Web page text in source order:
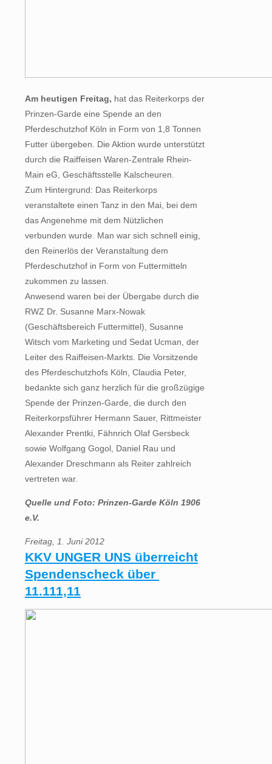
Am heutigen Freitag, hat das Reiterkorps der
Prinzen-Garde eine Spende an den
Pferdeschutzhof Köln in Form von 1,8 Tonnen
Futter übergeben. Die Aktion wurde unterstützt
durch die Raiffeisen Waren-Zentrale Rhein-
Main eG, Geschäftsstelle Kalscheuren.
Zum Hintergrund: Das Reiterkorps
veranstaltete einen Tanz in den Mai, bei dem
das Angenehme mit dem Nützlichen
verbunden wurde. Man war sich schnell einig,
den Reinerlös der Veranstaltung dem
Pferdeschutzhof in Form von Futtermitteln
zukommen zu lassen.
Anwesend waren bei der Übergabe durch die
RWZ Dr. Susanne Marx-Nowak
(Geschäftsbereich Futtermittel), Susanne
Witsch vom Marketing und Sedat Ucman, der
Leiter des Raiffeisen-Markts. Die Vorsitzende
des Pferdeschutzhofs Köln, Claudia Peter,
bedankte sich ganz herzlich für die großzügige
Spende der Prinzen-Garde, die durch den
Reiterkorpsführer Hermann Sauer, Rittmeister
Alexander Prentki, Fähnrich Olaf Gersbeck
sowie Wolfgang Gogol, Daniel Rau und
Alexander Dreschmann als Reiter zahlreich
vertreten war.
Quelle und Foto: Prinzen-Garde Köln 1906
e.V.
Freitag, 1. Juni 2012
KKV UNGER UNS überreicht
Spendenscheck über 
11.111,11